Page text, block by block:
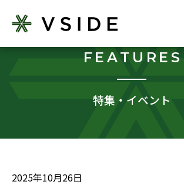
FEATURES
特集・イベント
2025年10月26日